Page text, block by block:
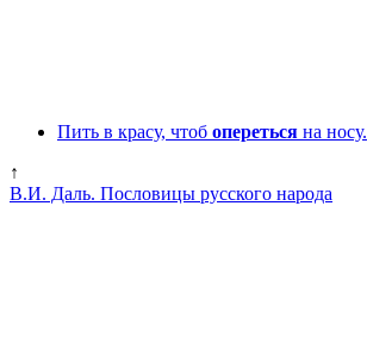
Пить в красу, чтоб опереться на носу.
↑
В.И. Даль. Пословицы русского народа